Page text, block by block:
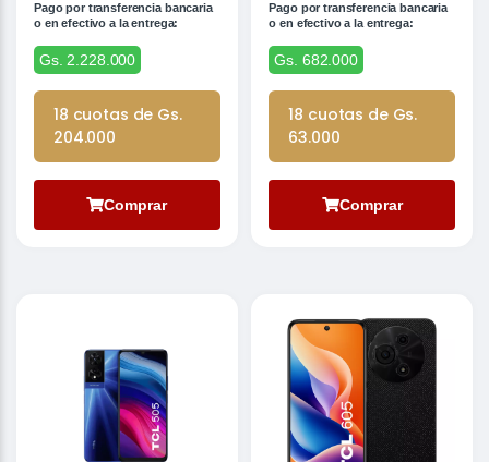
Pago por transferencia bancaria
o en efectivo a la entrega:
Gs. 2.228.000
18 cuotas de Gs.
204.000
Comprar
Pago por transferencia bancaria
o en efectivo a la entrega:
Gs. 682.000
18 cuotas de Gs.
63.000
Comprar